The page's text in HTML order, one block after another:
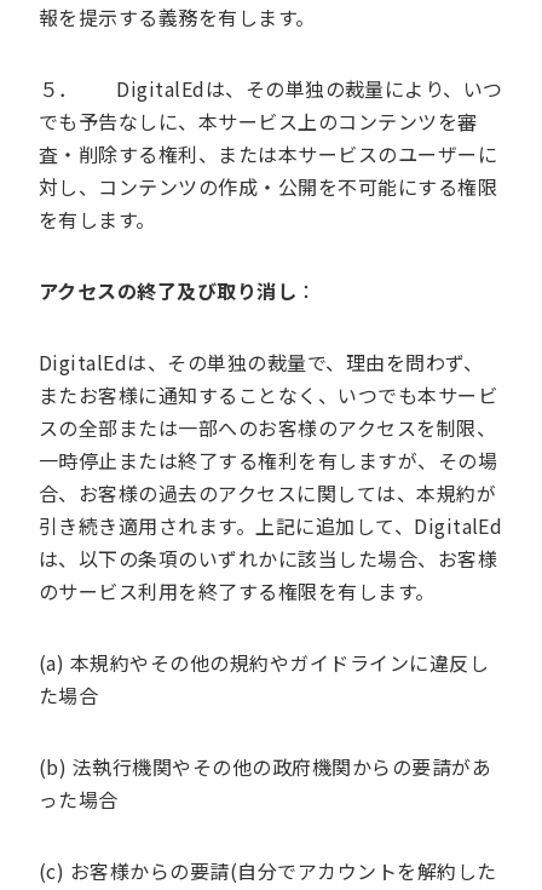
報を提示する義務を有します。
５． DigitalEdは、その単独の裁量により、いつ
でも予告なしに、本サービス上のコンテンツを審
査・削除する権利、または本サービスのユーザーに
対し、コンテンツの作成・公開を不可能にする権限
を有します。
アクセスの終了及び取り消し ：
DigitalEdは、その単独の裁量で、理由を問わず、
またお客様に通知することなく、いつでも本サービ
スの全部または一部へのお客様のアクセスを制限、
一時停止または終了する権利を有しますが、その場
合、お客様の過去のアクセスに関しては、本規約が
引き続き適用されます。上記に追加して、DigitalEd
は、以下の条項のいずれかに該当した場合、お客様
のサービス利用を終了する権限を有します。
(a) 本規約やその他の規約やガイドラインに違反し
た場合
(b) 法執行機関やその他の政府機関からの要請があ
った場合
(c) お客様からの要請(自分でアカウントを解約した